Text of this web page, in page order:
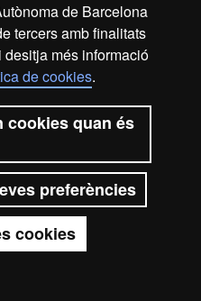
de Barcelona
tercers amb finalitats
més informació
de cookies.
cookies quan és
preferències
cookies
Tens dubtes?
Autònoma de